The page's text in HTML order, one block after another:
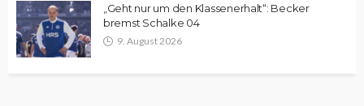
„Geht nur um den Klassenerhalt“: Becker
bremst Schalke 04
9. August 2026